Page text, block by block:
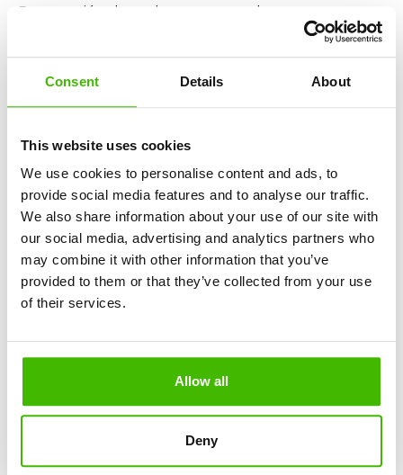
Consent Details About
This website uses cookies
We use cookies to personalise content and ads, to
provide social media features and to analyse our traffic.
We also share information about your use of our site with
our social media, advertising and analytics partners who
may combine it with other information that you’ve
provided to them or that they’ve collected from your use
of their services.
Allow all
Deny
Denegación de embarque por sobreventa
Salió de un aeropuerto de la Unión Europea
O llegó a la UE y fue operado por Turkish Airlines
El valor de la compensación está fijado por ley y
250 € – vuelos de menos de 1.500 km
400 € – vuelos entre 1.500 y 3.500 km
600 € – vuelos de más de 3.500 km
👉 Este importe es independiente del
reembolso del billete. Puedes recibir tanto el
dinero del billete como la compensación.
No se conceden compensaciones solo en casos de
circunstancias extraordinarias reales, como:
Condiciones meteorológicas extremas
Restricciones impuestas por el control del tráfico
Riesgos de seguridad o inestabilidad política